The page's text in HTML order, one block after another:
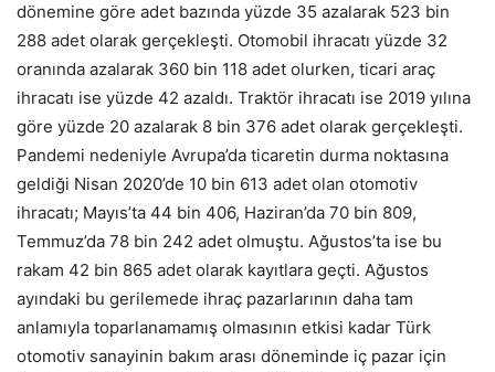
dönemine göre adet bazında yüzde 35 azalarak 523 bin
288 adet olarak gerçekleşti. Otomobil ihracatı yüzde 32
oranında azalarak 360 bin 118 adet olurken, ticari araç
ihracatı ise yüzde 42 azaldı. Traktör ihracatı ise 2019 yılına
göre yüzde 20 azalarak 8 bin 376 adet olarak gerçekleşti.
Pandemi nedeniyle Avrupa’da ticaretin durma noktasına
geldiği Nisan 2020’de 10 bin 613 adet olan otomotiv
ihracatı; Mayıs’ta 44 bin 406, Haziran’da 70 bin 809,
Temmuz’da 78 bin 242 adet olmuştu. Ağustos’ta ise bu
rakam 42 bin 865 adet olarak kayıtlara geçti. Ağustos
ayındaki bu gerilemede ihraç pazarlarının daha tam
anlamıyla toparlanamamış olmasının etkisi kadar Türk
otomotiv sanayinin bakım arası döneminde iç pazar için